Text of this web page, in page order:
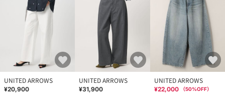
UNITED ARROWS
¥20,900
UNITED ARROWS
¥31,900
UNITED ARROWS
¥22,000 （50%OFF）